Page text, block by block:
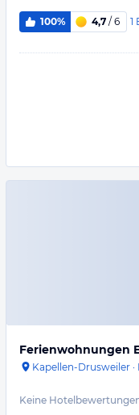
100% 4,7 / 6 1
Ferienwohnungen
Kapellen-Drusweiler ·
Keine